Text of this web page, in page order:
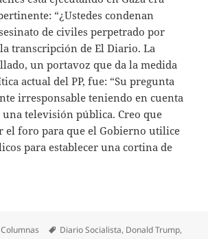
“¿Ustedes condenan
de civiles perpetrado por
transcripción de El Diario. La
un portavoz que da la medida
actual del PP, fue: “Su pregunta
irresponsable teniendo en cuenta
una televisión pública. Creo que
el foro para que el Gobierno utilice
para establecer una cortina de
Categorías
Columnas Etiquetas
Diario Socialista, Donald Trump,